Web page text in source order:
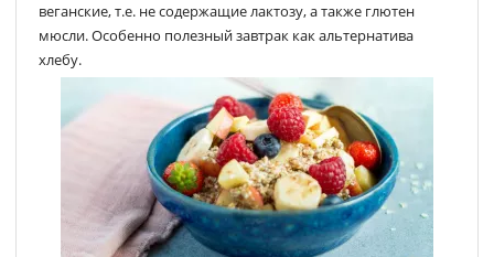
веганские, т.е. не содержащие лактозу, а также глютен
мюсли. Особенно полезный завтрак как альтернатива
хлебу.